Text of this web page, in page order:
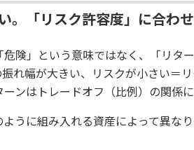
。「リスク許容度」に合わ
険」という意味ではなく、「リタ
れ幅が大きい、リスクが小さい＝
ンはトレードオフ（比例）の関係に
うに組み入れる資産によって異なり